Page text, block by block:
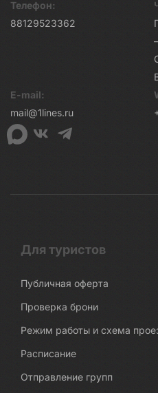
Телефон:
88129523362
E-mail:
mail@1lines.ru
Для туристов
Публичная оферта
Проверка брони
Режим работы и схема
Расписание
Отправление групп